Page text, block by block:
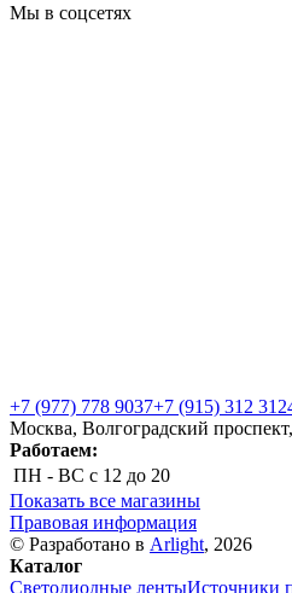
Мы в соцсетях
+7 (977) 778 9037+7 (915) 312
Москва, Волгоградский
Работаем:
ПН - ВС с 12 до 20
Показать все магазины
Правовая информация
© Разработано в Arlight, 2026
Каталог
Светодиодные лентыИсточники